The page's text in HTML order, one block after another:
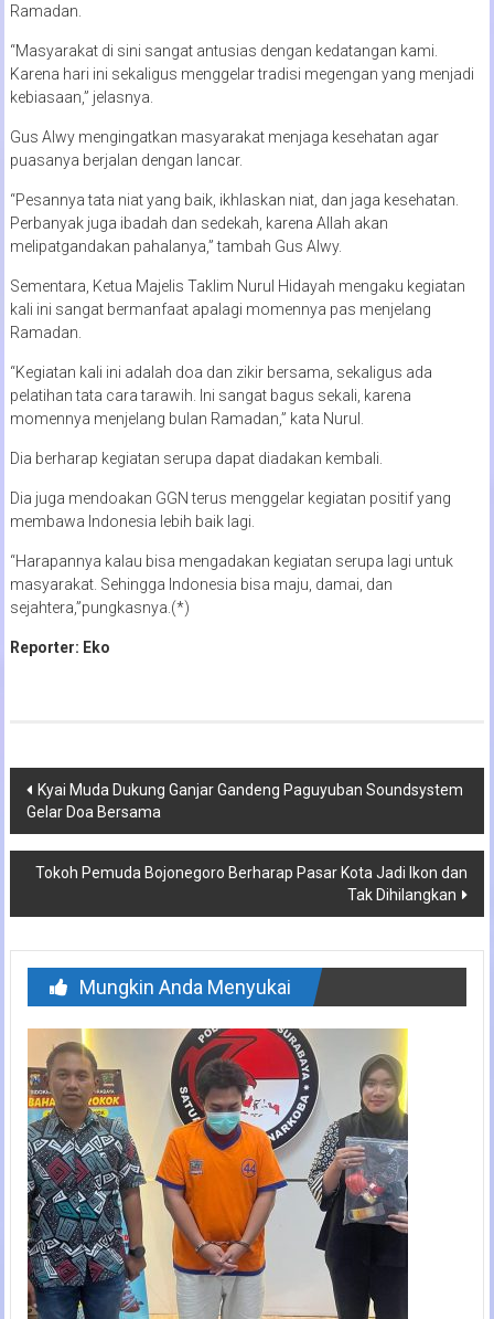
Ramadan.
“Masyarakat di sini sangat antusias dengan kedatangan kami.
Karena hari ini sekaligus menggelar tradisi megengan yang menjadi
kebiasaan,” jelasnya.
Gus Alwy mengingatkan masyarakat menjaga kesehatan agar
puasanya berjalan dengan lancar.
“Pesannya tata niat yang baik, ikhlaskan niat, dan jaga kesehatan.
Perbanyak juga ibadah dan sedekah, karena Allah akan
melipatgandakan pahalanya,” tambah Gus Alwy.
Sementara, Ketua Majelis Taklim Nurul Hidayah mengaku kegiatan
kali ini sangat bermanfaat apalagi momennya pas menjelang
Ramadan.
“Kegiatan kali ini adalah doa dan zikir bersama, sekaligus ada
pelatihan tata cara tarawih. Ini sangat bagus sekali, karena
momennya menjelang bulan Ramadan,” kata Nurul.
Dia berharap kegiatan serupa dapat diadakan kembali.
Dia juga mendoakan GGN terus menggelar kegiatan positif yang
membawa Indonesia lebih baik lagi.
“Harapannya kalau bisa mengadakan kegiatan serupa lagi untuk
masyarakat. Sehingga Indonesia bisa maju, damai, dan
sejahtera,”pungkasnya.(*)
Reporter: Eko
Navigasi
pos
Kyai Muda Dukung Ganjar Gandeng Paguyuban Soundsystem
Gelar Doa Bersama
Tokoh Pemuda Bojonegoro Berharap Pasar Kota Jadi Ikon dan
Tak Dihilangkan
Mungkin Anda Menyukai